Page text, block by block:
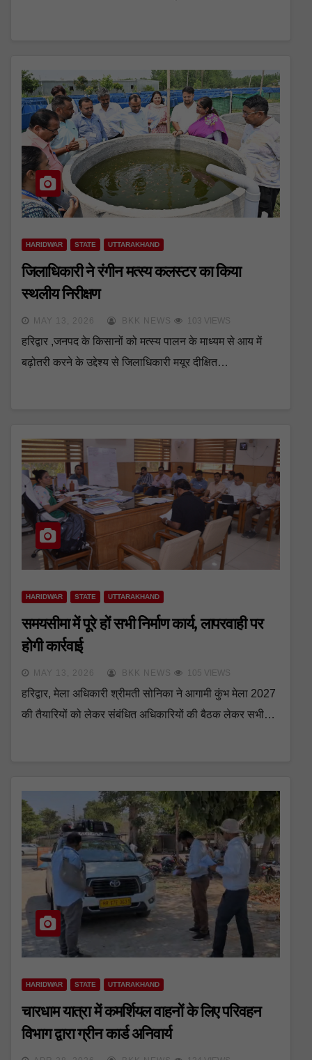
HARIDWAR STATE UTTARAKHAND
जिलाधिकारी ने रंगीन मत्स्य कलस्टर का किया
स्थलीय निरीक्षण
MAY 13, 2026 BKK NEWS 103 VIEWS
हरिद्वार ,जनपद के किसानों को मत्स्य पालन के माध्यम से आय में
बढ़ोतरी करने के उद्देश्य से जिलाधिकारी मयूर दीक्षित…
HARIDWAR STATE UTTARAKHAND
समयसीमा में पूरे हों सभी निर्माण कार्य, लापरवाही पर
होगी कार्रवाई
MAY 13, 2026 BKK NEWS 105 VIEWS
हरिद्वार, मेला अधिकारी श्रीमती सोनिका ने आगामी कुंभ मेला 2027
की तैयारियों को लेकर संबंधित अधिकारियों की बैठक लेकर सभी…
HARIDWAR STATE UTTARAKHAND
चारधाम यात्रा में कमर्शियल वाहनों के लिए परिवहन
विभाग द्वारा ग्रीन कार्ड अनिवार्य